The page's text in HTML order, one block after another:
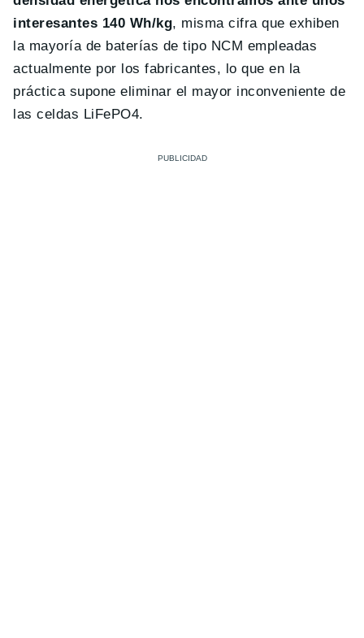
interesantes 140 Wh/kg, misma cifra que exhiben
la mayoría de baterías de tipo NCM empleadas
actualmente por los fabricantes, lo que en la
práctica supone eliminar el mayor inconveniente de
las celdas LiFePO4.